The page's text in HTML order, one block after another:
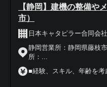
【静岡】建機の整備や
市）
日本キャタピラー合同会社
静岡営業所：静岡県藤枝
所：...
■経験、スキル、年齢を